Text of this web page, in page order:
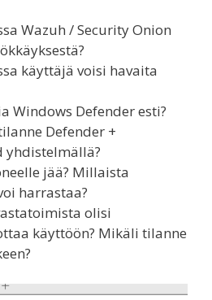
Wazuh / Security Onion
käyttäjä voisi havaita
Windows Defender esti?
Defender +
yhdistelmällä?
jää? Millaista
harrastaa?
olisi
käyttöön? Mikäli tilanne